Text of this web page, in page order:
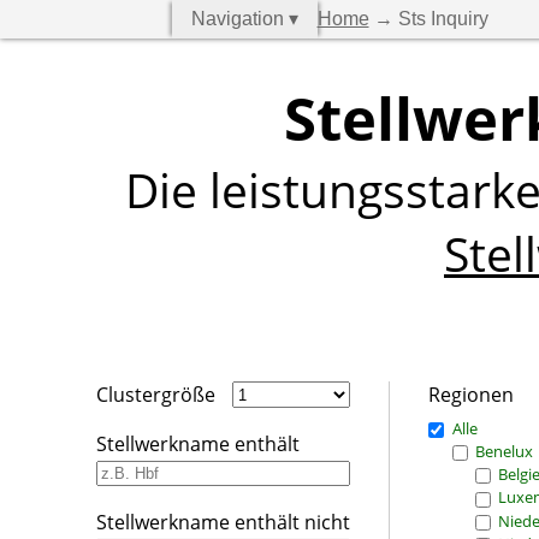
Navigation ▾ Home→ Sts Inquiry
Die
Clustergröße
Stellwerkname enthält
Stellwerkname enthält nicht
Regionen
Alle
Benelux